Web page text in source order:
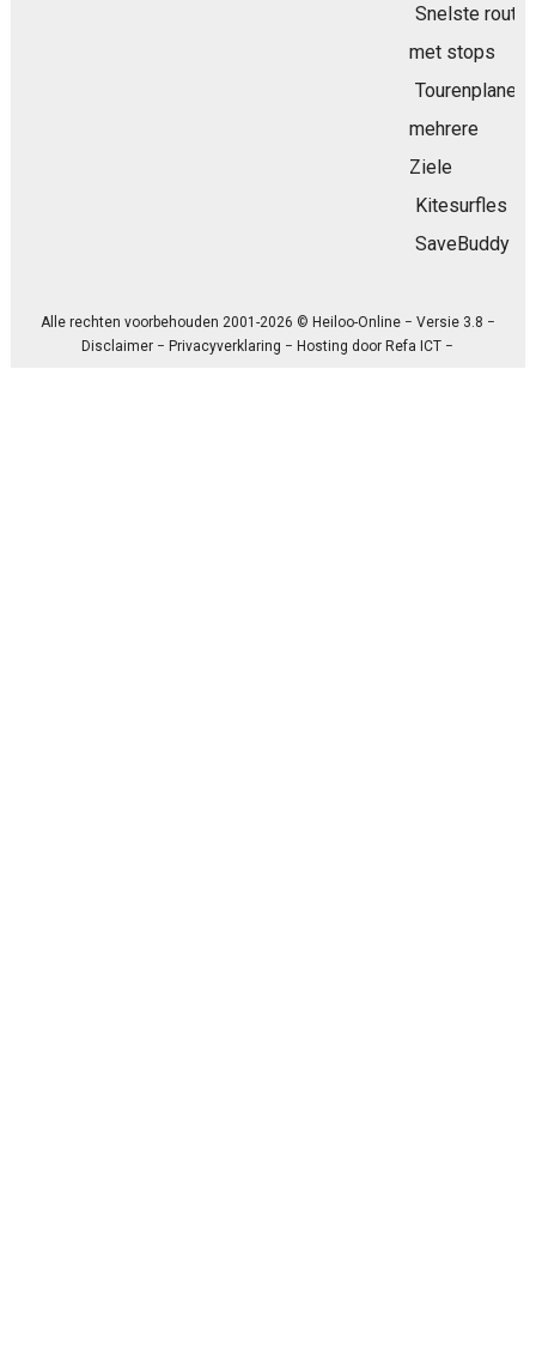
Snelste route
met stops
Tourenplaner
mehrere
Ziele
Kitesurfles
SaveBuddy
Alle rechten voorbehouden 2001-2026 © Heiloo-Online − Versie 3.8 −
Disclaimer −Privacyverklaring − Hosting doorRefa ICT −